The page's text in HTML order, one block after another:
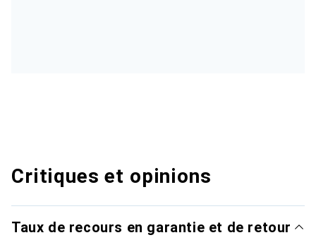
Critiques et opinions
Taux de recours en garantie et de retour